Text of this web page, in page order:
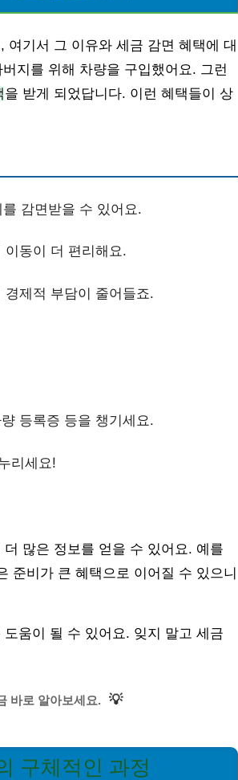
여기서 그 이유와 세금 감면 혜택에 대
지를 위해 차량을 구입했어요. 그런
을 받게 되었답니다. 이런 혜택들이 상
감면받을 수 있어요.
동이 더 편리해요.
제적 부담이 줄어들죠.
등록증 등을 챙기세요.
리세요!
많은 정보를 얻을 수 있어요. 예를
준비가 큰 혜택으로 이어질 수 있으니
움이 될 수 있어요. 잊지 말고 세금
바로 알아보세요. 💡
구체적인 과정